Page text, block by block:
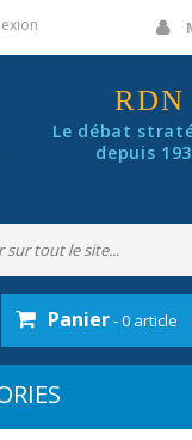
RDN
Le débat
depuis
Panier- 0 article